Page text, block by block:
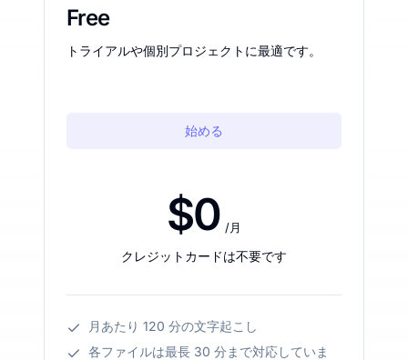
Free
トライアルや個別プロジェクトに最適です。
始める
$0 /月
クレジットカードは不要です
月あたり 120 分の文字起こし
各ファイルは最長 30 分まで対応していま